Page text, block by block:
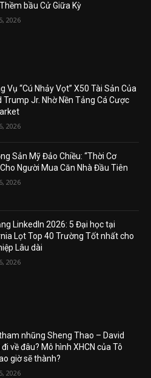
bầu Cử Giữa Kỳ
2026
Vụ “Cú Nhảy Vọt” X50 Tài Sản Của
Trump Jr. Nhờ Nền Tảng Cá Cược
2026
Sản Mỹ Đảo Chiều: “Thời Cơ
Người Mua Căn Nhà Đầu Tiên
2026
LinkedIn 2026: 5 Đại học tại
Lọt Top 40 Trường Tốt nhất cho
Lâu dài
2026
nhũng Sheng Thao – David
đi về đâu? Mô hình XHCN của Tô
giờ sẽ thành?
2026